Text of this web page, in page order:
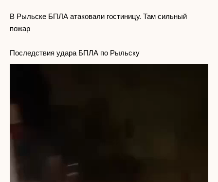
В Рыльске БПЛА атаковали гостиницу. Там сильный
пожар
Последствия удара БПЛА по Рыльску